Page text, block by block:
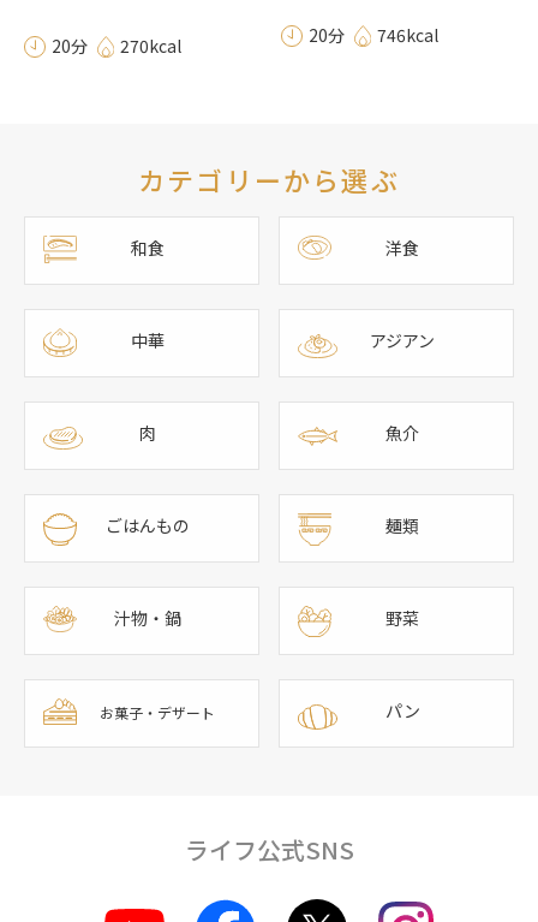
20分 270kcal 20分 746kcal
カテゴリーから選ぶ
和食 洋食
中華 アジアン
肉 魚介
ごはんもの 麺類
汁物・鍋 野菜
お菓子・デザート パン
ライフ公式SNS